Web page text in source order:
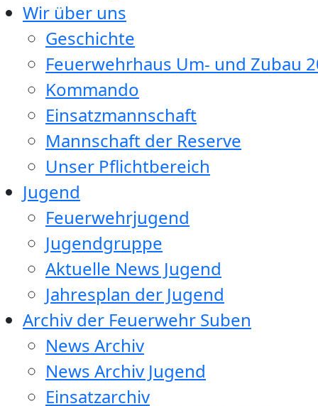
Wir über uns
Geschichte
Feuerwehrhaus Um- und Zubau
Kommando
Einsatzmannschaft
Mannschaft der Reserve
Unser Pflichtbereich
Jugend
Feuerwehrjugend
Jugendgruppe
Aktuelle News Jugend
Jahresplan der Jugend
Archiv der Feuerwehr Suben
News Archiv
News Archiv Jugend
Einsatzarchiv